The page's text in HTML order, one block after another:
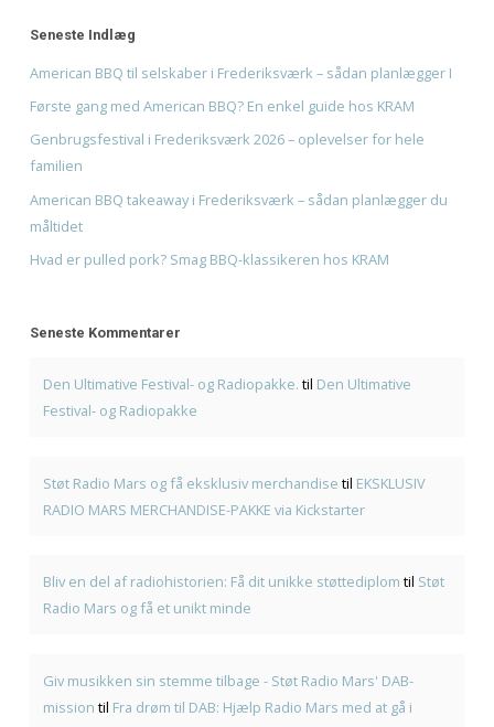
og Radiopakke
Støt Radio Mars og få eksklusiv merchandisepå
MARS MERCHANDISE-PAKKE via Kickstarter
Bliv en del af radiohistorien: Få dit unikke støttediplom
Radio Mars og få et unikt minde
Giv musikken sin stemme tilbage - Støt Radio Mars'
Seneste Indlæg
Første gang med American BBQ? En enkel guide hos
Genbrugsfestival i Frederiksværk 2026 – oplevelser
American BBQ takeaway i Frederiksværk – sådan
måltidet